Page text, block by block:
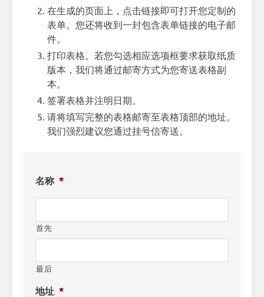
在生成的页面上，点击链接即可打开您定制的
表单。您还将收到一封包含表单链接的电子邮
件。
打印表格。若您勾选相应选项框要求获取纸质
版本，我们将通过邮寄方式为您寄送表格副
本。
签署表格并注明日期。
请将填写完整的表格邮寄至表格顶部的地址。
我们强烈建议您通过挂号信寄送。
名称 *
首先
最后
地址 *